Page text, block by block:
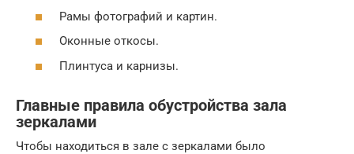
Рамы фотографий и картин.
Оконные откосы.
Плинтуса и карнизы.
Главные правила обустройства зала
зеркалами
Чтобы находиться в зале с зеркалами было